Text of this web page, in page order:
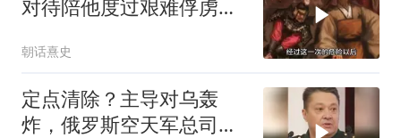
对待陪他度过艰难俘虏生
朝话熹史
定点清除？主导对乌轰
炸，俄罗斯空天军总司令